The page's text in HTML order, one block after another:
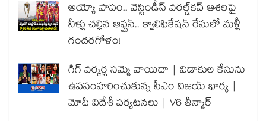
అయ్యో పాపం.. వెస్టిండీస్ వరల్డ్‌కప్ ఆశలపై
నీళ్లు చల్లిన ఆఫ్ఘన్.. క్వాలిఫికేషన్ రేసులో మళ్లీ
గందరగోళం!
గిగ్ వర్కర్ల సమ్మె వాయిదా | విడాకుల కేసును
ఉపసంహరించుకున్న సీఎం విజయ్ భార్య |
మోదీ విదేశీ పర్యటనలు | V6 తీన్మార్